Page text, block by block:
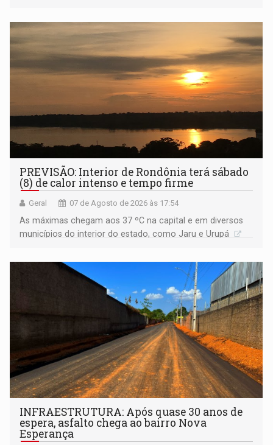
PREVISÃO: Interior de Rondônia terá sábado
(8) de calor intenso e tempo firme
Geral 07 de Agosto de 2026 às 17:54
As máximas chegam aos 37 ºC na capital e em diversos
municípios do interior do estado, como Jaru e Urupá
INFRAESTRUTURA: Após quase 30 anos de
espera, asfalto chega ao bairro Nova
Esperança